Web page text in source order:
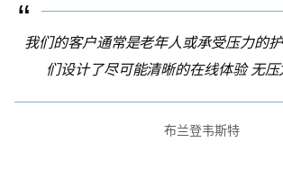
我们的客户通常是老年人或承受压力的
们设计了尽可能清晰的在线体验 无压
布兰登韦斯特